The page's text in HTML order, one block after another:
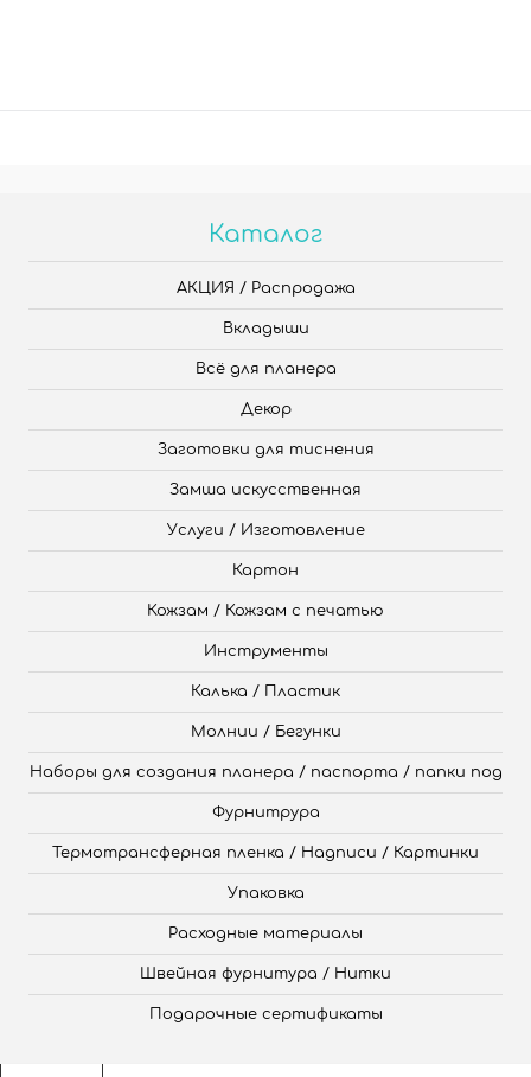
Каталог
АКЦИЯ / Распродажа
Вкладыши
Всё для планера
Декор
Заготовки для тиснения
Замша искусственная
Услуги / Изготовление
Картон
Кожзам / Кожзам с печатью
Инструменты
Калька / Пластик
Молнии / Бегунки
Наборы для создания планера / паспорта / папки под
Фурнитрура
Термотрансферная пленка / Надписи / Картинки
Упаковка
Расходные материалы
Швейная фурнитура / Нитки
Подарочные сертификаты